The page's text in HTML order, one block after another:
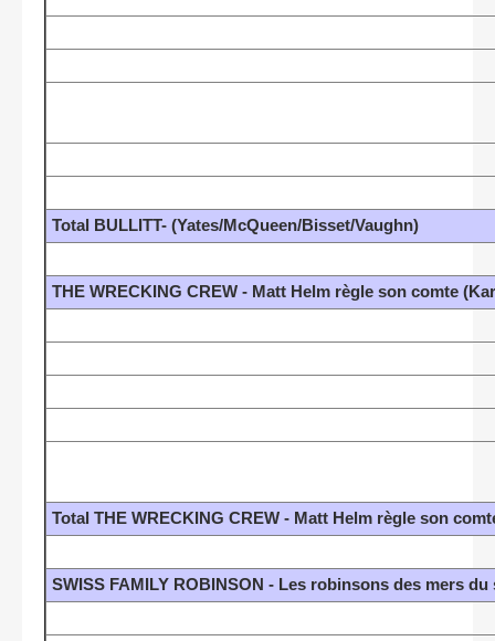
Total BULLITT- (Yates/McQueen/Bisset/Vaughn)
THE WRECKING CREW - Matt Helm règle son comte
Total THE WRECKING CREW - Matt Helm règle son
SWISS FAMILY ROBINSON - Les robinsons des mers